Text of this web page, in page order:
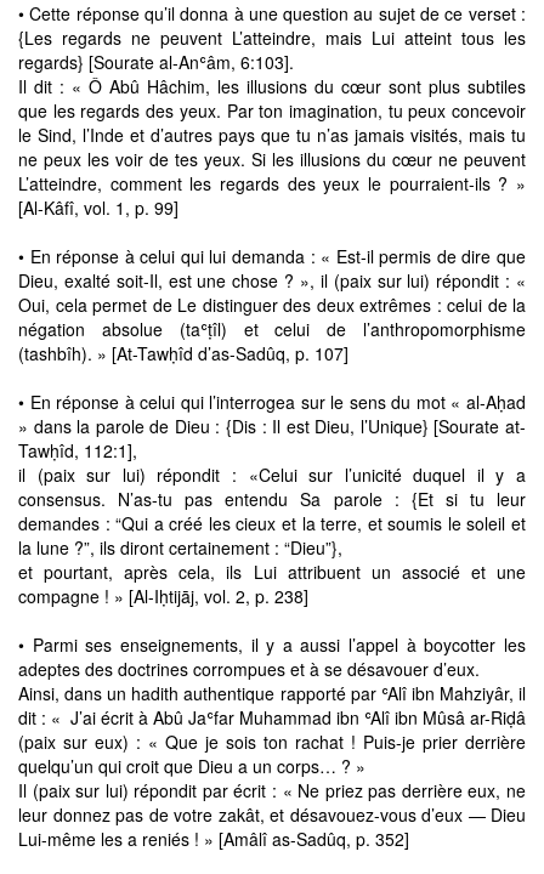
• Cette réponse qu’il donna à une question au sujet de ce verset :
{Les regards ne peuvent L’atteindre, mais Lui atteint tous les
regards} [Sourate al-Anʿâm, 6:103].
Il dit : « Ô Abû Hâchim, les illusions du cœur sont plus subtiles
que les regards des yeux. Par ton imagination, tu peux concevoir
le Sind, l’Inde et d’autres pays que tu n’as jamais visités, mais tu
ne peux les voir de tes yeux. Si les illusions du cœur ne peuvent
L’atteindre, comment les regards des yeux le pourraient-ils ? »
[Al-Kâfî, vol. 1, p. 99]
• En réponse à celui qui lui demanda : « Est-il permis de dire que
Dieu, exalté soit-Il, est une chose ? », il (paix sur lui) répondit : «
Oui, cela permet de Le distinguer des deux extrêmes : celui de la
négation absolue (taʿṭîl) et celui de l’anthropomorphisme
(tashbîh). » [At-Tawḥîd d’as-Sadûq, p. 107]
• En réponse à celui qui l’interrogea sur le sens du mot « al-Aḥad
» dans la parole de Dieu : {Dis : Il est Dieu, l’Unique} [Sourate at-
Tawḥîd, 112:1],
il (paix sur lui) répondit : «Celui sur l’unicité duquel il y a
consensus. N’as-tu pas entendu Sa parole : {Et si tu leur
demandes : “Qui a créé les cieux et la terre, et soumis le soleil et
la lune ?”, ils diront certainement : “Dieu”},
et pourtant, après cela, ils Lui attribuent un associé et une
compagne ! » [Al-Iḥtijāj, vol. 2, p. 238]
• Parmi ses enseignements, il y a aussi l’appel à boycotter les
adeptes des doctrines corrompues et à se désavouer d’eux.
Ainsi, dans un hadith authentique rapporté par ʿAlî ibn Mahziyâr, il
dit : « J’ai écrit à Abû Jaʿfar Muhammad ibn ʿAlî ibn Mûsâ ar-Riḍâ
(paix sur eux) : « Que je sois ton rachat ! Puis-je prier derrière
quelqu’un qui croit que Dieu a un corps… ? »
Il (paix sur lui) répondit par écrit : « Ne priez pas derrière eux, ne
leur donnez pas de votre zakât, et désavouez-vous d’eux — Dieu
Lui-même les a reniés ! » [Amâlî as-Sadûq, p. 352]